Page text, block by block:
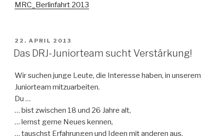
MRC_Berlinfahrt 2013
VERÖFFENTLICHT
AM
22. APRIL 2013
Das DRJ-Juniorteam sucht Verstärkung!
Wir suchen junge Leute, die Interesse haben, in unserem
Juniorteam mitzuarbeiten.
Du …
… bist zwischen 18 und 26 Jahre alt,
… lernst gerne Neues kennen,
… tauschst Erfahrungen und Ideen mit anderen aus,